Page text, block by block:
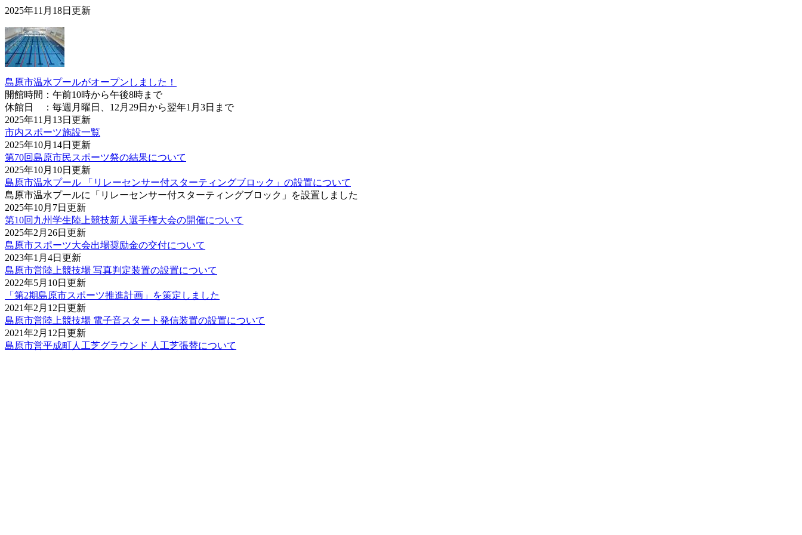
2025年11月18日更新
島原市温水プールがオープンしました！
開館時間：午前10時から午後8時まで
休館日 ：毎週月曜日、12月29日から翌年1月3日まで
2025年11月13日更新
市内スポーツ施設一覧
2025年10月14日更新
第70回島原市民スポーツ祭の結果について
2025年10月10日更新
島原市温水プール 「リレーセンサー付スターティングブロック」の設置について
島原市温水プールに「リレーセンサー付スターティングブロック」を設置しました
2025年10月7日更新
第10回九州学生陸上競技新人選手権大会の開催について
2025年2月26日更新
島原市スポーツ大会出場奨励金の交付について
2023年1月4日更新
島原市営陸上競技場 写真判定装置の設置について
2022年5月10日更新
「第2期島原市スポーツ推進計画」を策定しました
2021年2月12日更新
島原市営陸上競技場 電子音スタート発信装置の設置について
2021年2月12日更新
島原市営平成町人工芝グラウンド 人工芝張替について